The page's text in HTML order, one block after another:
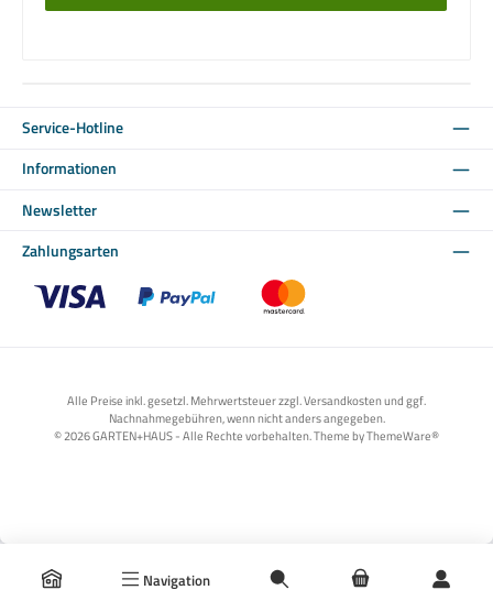
Navigation
Service-Hotline
Informationen
Newsletter
Zahlungsarten
Alle Preise inkl. gesetzl. Mehrwertsteuer zzgl. Versandkosten und ggf.
Nachnahmegebühren, wenn nicht anders angegeben.
© 2026 GARTEN+HAUS - Alle Rechte vorbehalten. Theme byThemeWare®